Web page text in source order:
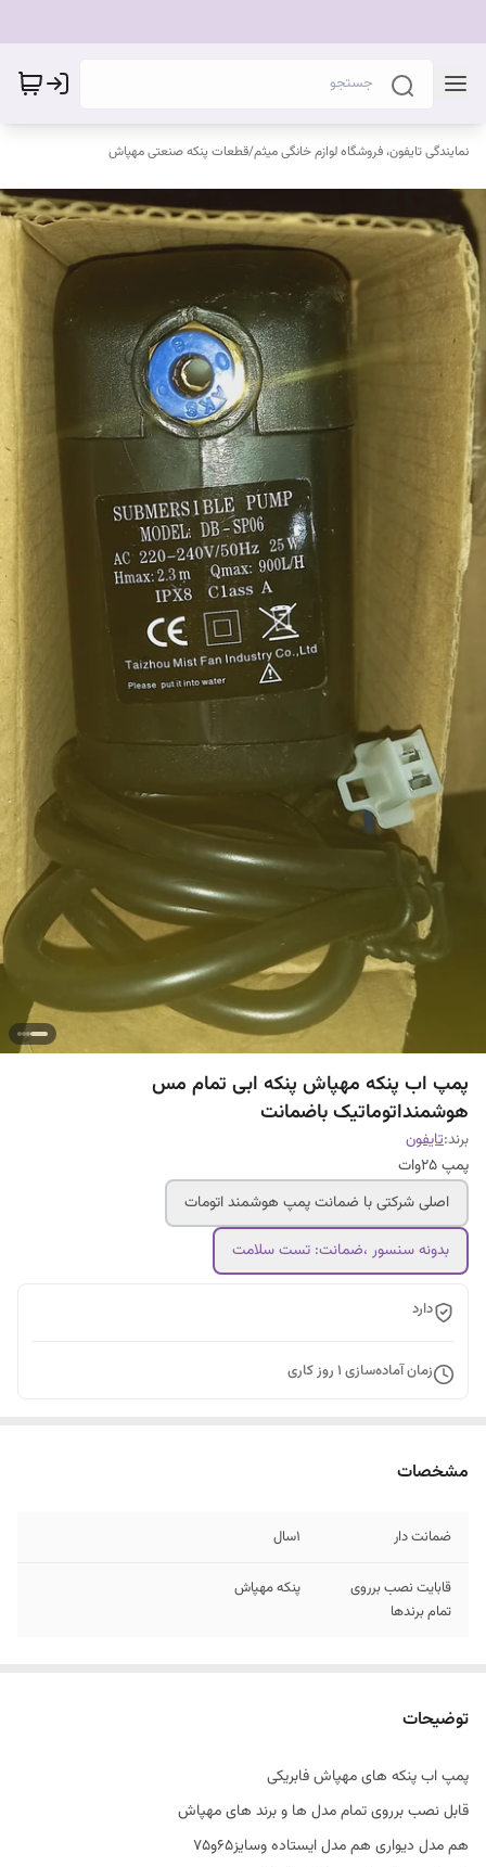
نمایندگی تایفون، فروشگاه لوازم خانگی میثم/قطعات پنکه صنعتی مهپاش
پمپ اب پنکه مهپاش پنکه ابی تمام مس
هوشمنداتوماتیک باضمانت
برند:تایفون
پمپ ۲۵وات
اصلی شرکتی با ضمانت پمپ هوشمند اتومات
بدونه سنسور ،ضمانت: تست سلامت
دارد
زمان آماده‌سازی 1 روز کاری
مشخصات
ضمانت دار ۱سال
قابایت نصب برروی
تمام برندها
پنکه مهپاش
توضیحات
پمپ اب پنکه های مهپاش فابریکی
قابل نصب برروی تمام مدل ها و برند های مهپاش
هم مدل دیواری هم مدل ایستاده وسایز۶۵و۷۵